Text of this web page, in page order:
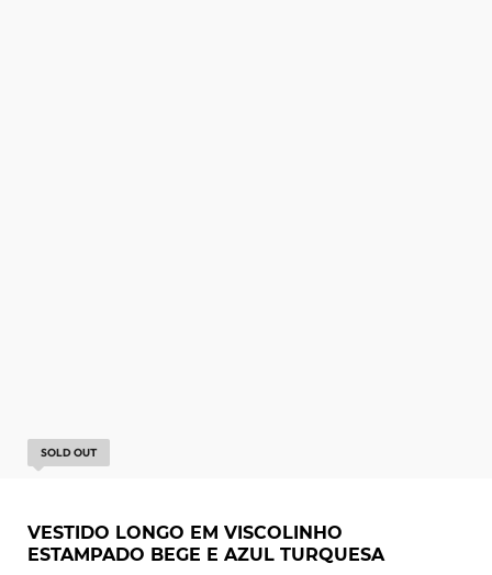
SOLD OUT
VESTIDO LONGO EM VISCOLINHO
ESTAMPADO BEGE E AZUL TURQUESA